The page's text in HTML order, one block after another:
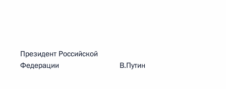
Президент Российской
Федерации В.Путин